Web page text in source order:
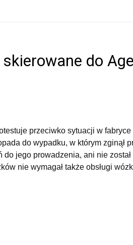
do
przeciwko sytuacji w fabryce
do wypadku, w którym zginął
do jego prowadzenia, ani nie
nie wymagał także obsługi